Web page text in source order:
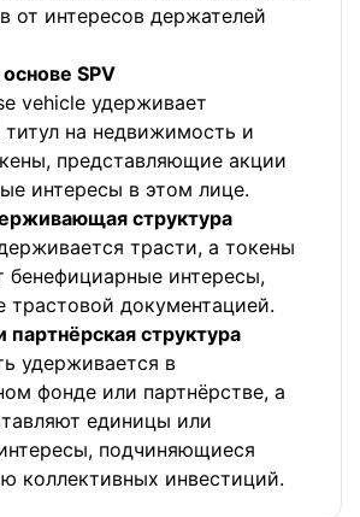
от интересов держателей
SPV
vehicle удерживает
на недвижимость и
представляющие акции
интересы в этом лице.
структура
трасти, а токены
бенефициарные интересы,
трастовой документацией.
структура
удерживается в
фонде или партнёрстве, а
единицы или
подчиняющиеся
коллективных инвестиций.